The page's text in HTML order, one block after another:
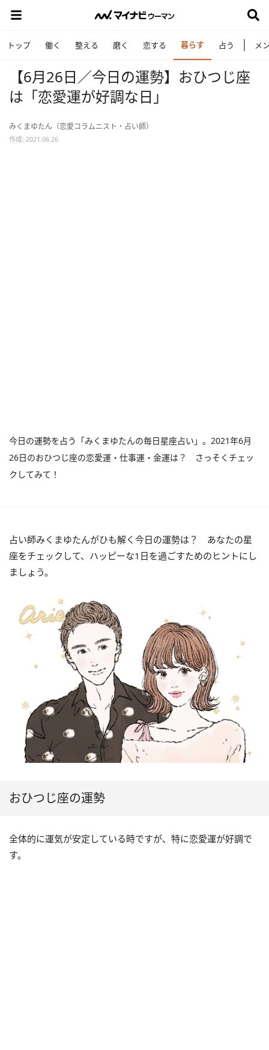
トップ 働く 整える 磨く 恋する 暮らす 占う メ
【6月26日／今日の運勢】おひつじ座
は「恋愛運が好調な日」
みくまゆたん（恋愛コラムニスト・占い師）
作成: 2021.06.26
今日の運勢を占う「みくまゆたんの毎日星座占い」。2021年6月
26日のおひつじ座の恋愛運・仕事運・金運は？ さっそくチェッ
クしてみて！
占い師みくまゆたんがひも解く今日の運勢は？ あなたの星
座をチェックして、ハッピーな1日を過ごすためのヒントにし
ましょう。
おひつじ座の運勢
全体的に運気が安定している時ですが、特に恋愛運が好調で
す。